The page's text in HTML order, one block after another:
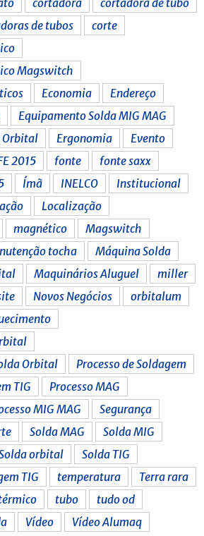
de tubos
corte
Magswitch
Economia
Endereço
Equipamento Solda MIG MAG
Orbital
Ergonomia
Evento
2015 fonte
fonte saxx
Ímã INELCO
Institucional
Localização
magnético
Magswitch
tocha
Máquina Solda
Maquinários Aluguel
miller
Novos Negócios
orbitalum
Orbital
Processo de Soldagem
TIG
Processo MAG
MIG MAG
Segurança
Solda MAG
Solda MIG
orbital
Solda TIG
TIG temperatura
Terra rara
tubo
tudo od
Vídeo
Vídeo Alumaq